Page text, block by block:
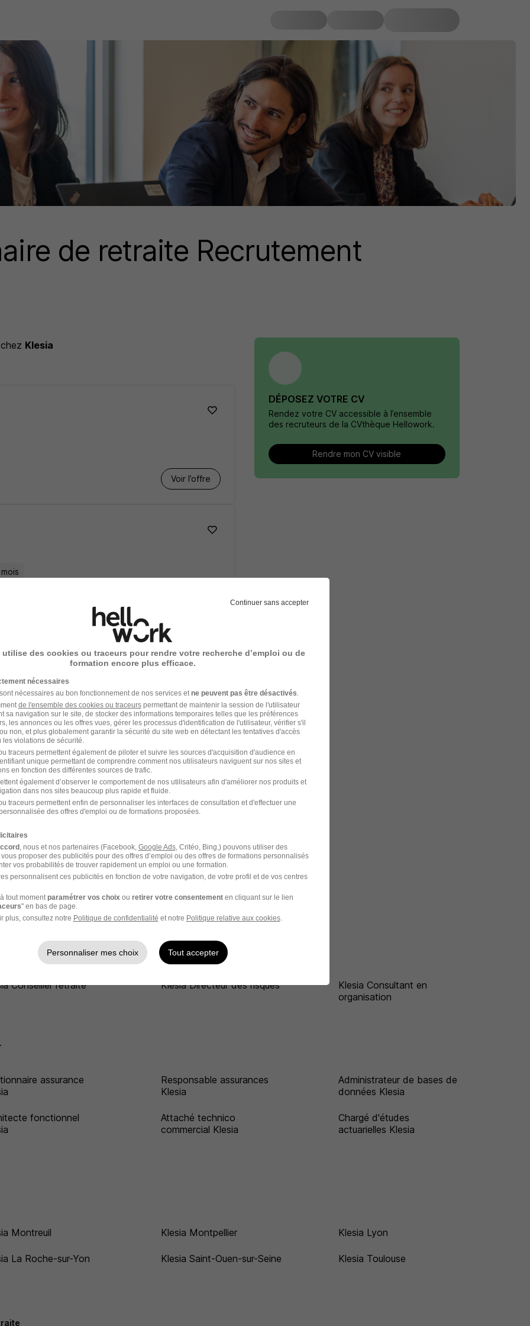
de retraite Recrutement
chez Klesia
Voir l’offre
Voir l’offre
1
de retraite Entreprise Gestionnaire de retraite
DÉPOSEZ VOTRE CV
Rendez votre CV accessible à l’ensemble
des recruteurs de la CVthèque Hellowork.
Rendre mon CV visible
le domaine Gestion
Conseiller retraite Klesia Directeur des risques
Klesia Consultant en
organisation
assurance
Responsable assurances
Klesia
Administrateur de bases de
données Klesia
fonctionnel
Attaché technico
commercial Klesia
Chargé d'études
actuarielles Klesia
Montreuil Klesia Montpellier Klesia Lyon
La Roche-sur-Yon Klesia Saint-Ouen-sur-Seine Klesia Toulouse
Continuer sans accepter
utilise des cookies ou traceurs pour rendre votre recherche d’emploi ou de
formation encore plus efficace.
nécessaires
nécessaires au bon fonctionnement de nos services etne peuvent pas être désactivés.
de l'ensemble des cookies ou traceurspermettant de maintenir la session de l'utilisateur
sa navigation sur le site, de stocker des informations temporaires telles que les préférences
les annonces ou les offres vues, gérer les processus d'identification de l'utilisateur, vérifier s'il
non, et plus globalement garantir la sécurité du site web en détectant les tentatives d'accès
les violations de sécurité.
traceurs permettent également de piloter et suivre les sources d'acquisition d'audience en
unique permettant de comprendre comment nos utilisateurs naviguent sur nos sites et
en fonction des différentes sources de trafic.
également d’observer le comportement de nos utilisateurs afin d'améliorer nos produits et
dans nos sites beaucoup plus rapide et fluide.
traceurs permettent enfin de personnaliser les interfaces de consultation et d'effectuer une
des offres d'emploi ou de formations proposées.
, nous et nos partenaires (Facebook, Google Ads, Critéo, Bing,) pouvons utiliser des
proposer des publicités pour des offres d’emploi ou des offres de formations personnalisés
vos probabilités de trouver rapidement un emploi ou une formation.
personnalisent ces publicités en fonction de votre navigation, de votre profil et de vos centres
tout momentparamétrer vos choixou retirer votre consentementen cliquant sur le lien
" en bas de page.
plus, consultez notre Politique de confidentialité et notre Politique relative aux cookies.
Personnaliser mes choix Tout accepter